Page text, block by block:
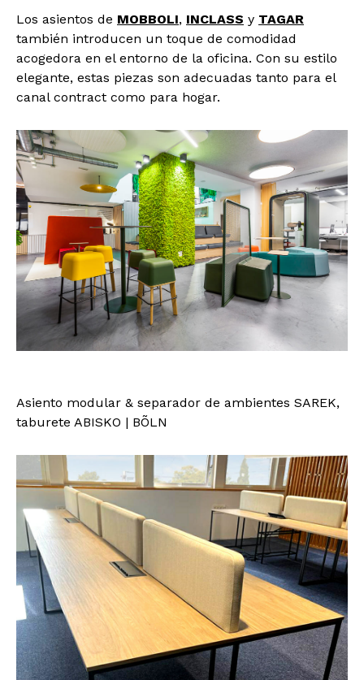
Los asientos de MOBBOLI, INCLASS y TAGAR
también introducen un toque de comodidad
acogedora en el entorno de la oficina. Con su estilo
elegante, estas piezas son adecuadas tanto para el
canal contract como para hogar.
Asiento modular & separador de ambientes SAREK,
taburete ABISKO | BÕLN